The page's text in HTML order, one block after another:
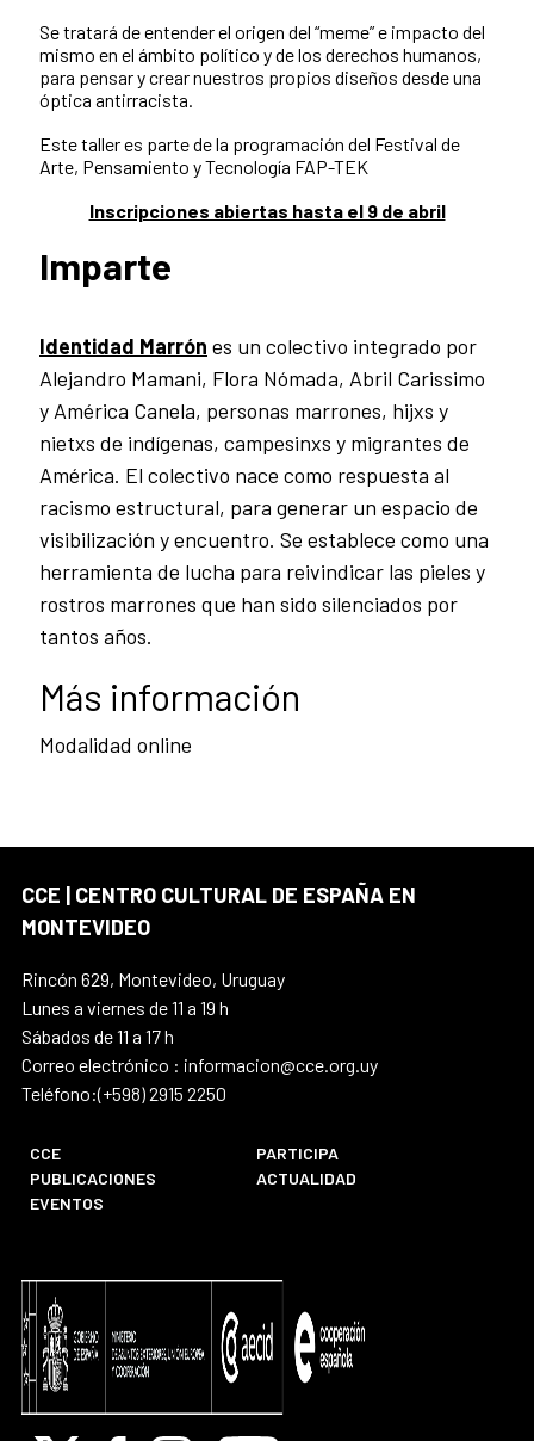
Se tratará de entender el origen del “meme” e impacto del
mismo en el ámbito político y de los derechos humanos,
para pensar y crear nuestros propios diseños desde una
óptica antirracista.
Este taller es parte de la programación del Festival de
Arte, Pensamiento y Tecnología FAP-TEK
Inscripciones abiertas hasta el 9 de abril
Imparte
Identidad Marrón es un colectivo integrado por
Alejandro Mamani, Flora Nómada, Abril Carissimo
y América Canela, personas marrones, hijxs y
nietxs de indígenas, campesinxs y migrantes de
América. El colectivo nace como respuesta al
racismo estructural, para generar un espacio de
visibilización y encuentro. Se establece como una
herramienta de lucha para reivindicar las pieles y
rostros marrones que han sido silenciados por
tantos años.
Más información
Modalidad online
CCE | CENTRO CULTURAL DE ESPAÑA EN
MONTEVIDEO
Rincón 629, Montevideo, Uruguay
Lunes a viernes de 11 a 19 h
Sábados de 11 a 17 h
Correo electrónico : informacion@cce.org.uy
Teléfono:(+598) 2915 2250
CCE
PARTICIPA
PUBLICACIONES
ACTUALIDAD
EVENTOS